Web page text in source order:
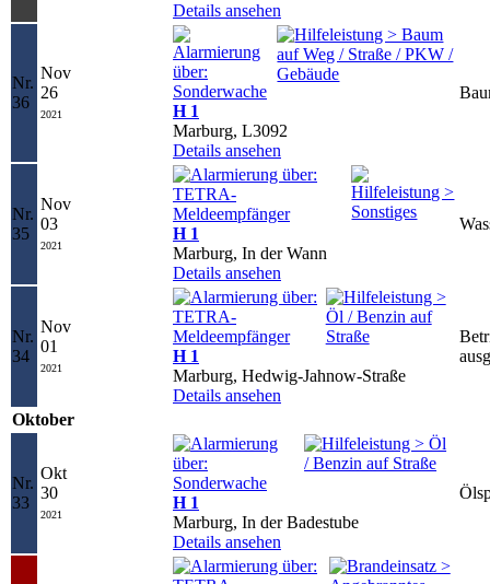
Details ansehen
Nr.
36
Nov
26
2021
H 1
Marburg, L3092
Details ansehen
Nr.
35
Nov
03
2021
H 1
Marburg, In der Wann
Details ansehen
Nr.
34
Nov
01
2021
H 1
Marburg, Hedwig-Jahnow-Straße
Details ansehen
Oktober
Nr.
33
Okt
30
2021
H 1
Marburg, In der Badestube
Details ansehen